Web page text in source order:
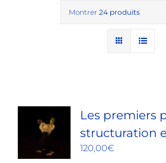
Montrer 24 produits
Les premiers
structuration
120,00€